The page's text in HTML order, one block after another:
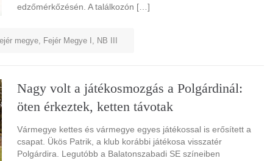
edzőmérkőzésén. A találkozón […]
megye, Fejér Megye I , NB III
Nagy volt a játékosmozgás a Polgárdinál:
öten érkeztek, ketten távotak
Vármegye kettes és vármegye egyes játékossal is erősített a
csapat. Ükös Patrik, a klub korábbi játékosa visszatér
Polgárdira. Legutóbb a Balatonszabadi SE színeiben